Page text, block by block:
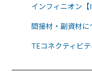
インフィニオン
間接材・副資材に
TEコネクティビ